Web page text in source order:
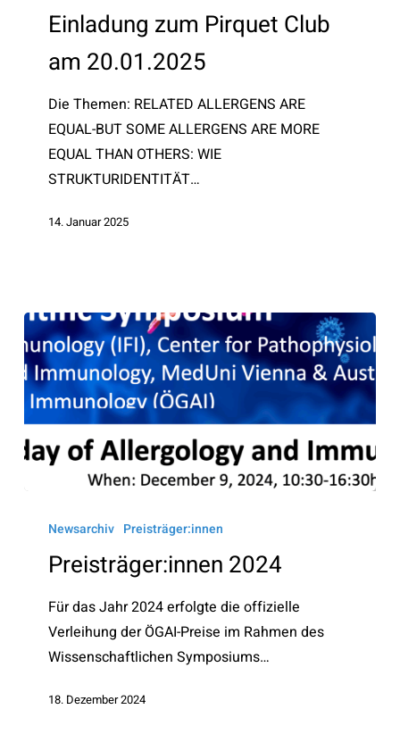
Pirquet
ClubEinladung zum Pirquet Club
am 20.01.2025
Die Themen: RELATED ALLERGENS ARE
EQUAL-BUT SOME ALLERGENS ARE MORE
EQUAL THAN OTHERS: WIE
STRUKTURIDENTITÄT…
14. Januar 2025
2024Newsarchiv Preisträger:innen
Preisträger:innen 2024
Für das Jahr 2024 erfolgte die offizielle
Verleihung der ÖGAI-Preise im Rahmen des
Wissenschaftlichen Symposiums…
18. Dezember 2024